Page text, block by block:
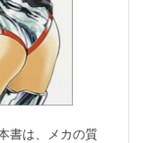
書は、メカの質